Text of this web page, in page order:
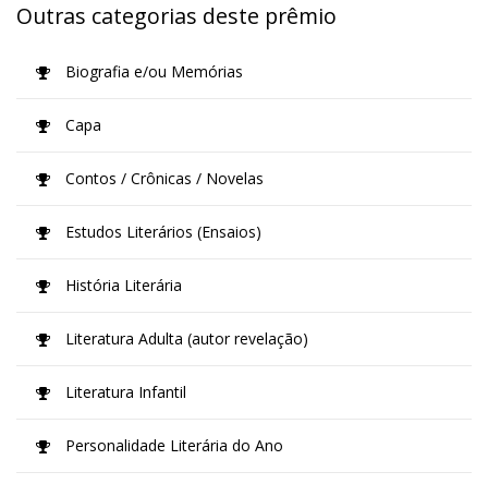
Outras categorias deste prêmio
Biografia e/ou Memórias
Capa
Contos / Crônicas / Novelas
Estudos Literários (Ensaios)
História Literária
Literatura Adulta (autor revelação)
Literatura Infantil
Personalidade Literária do Ano